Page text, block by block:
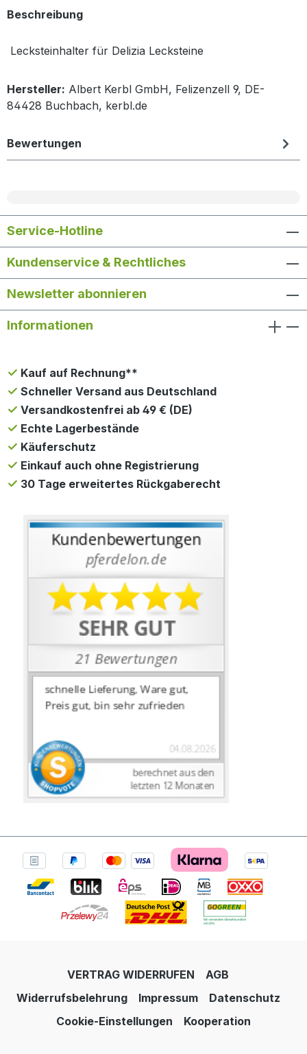
Beschreibung
Lecksteinhalter für Delizia Lecksteine
Hersteller: Albert Kerbl GmbH, Felizenzell 9, DE-
84428 Buchbach, kerbl.de
Bewertungen
Service-Hotline
Kundenservice & Rechtliches
Newsletter abonnieren
Informationen
Kauf auf Rechnung**
Schneller Versand aus Deutschland
Versandkostenfrei ab 49 € (DE)
Echte Lagerbestände
Käuferschutz
Einkauf auch ohne Registrierung
30 Tage erweitertes Rückgaberecht
VERTRAG WIDERRUFEN
AGB
Widerrufsbelehrung
Impressum
Datenschutz
Cookie-Einstellungen
Kooperation